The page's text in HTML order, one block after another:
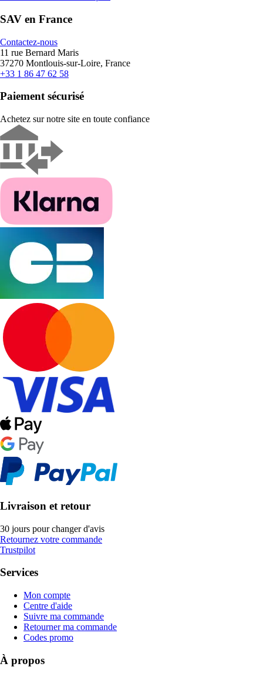
SAV en France
Contactez-nous
11 rue Bernard Maris
37270 Montlouis-sur-Loire, France
+33 1 86 47 62 58
Paiement sécurisé
Achetez sur notre site en toute confiance
Livraison et retour
30 jours pour changer d'avis
Retournez votre commande
Trustpilot
Services
Mon compte
Centre d'aide
Suivre ma commande
Retourner ma commande
Codes promo
À propos